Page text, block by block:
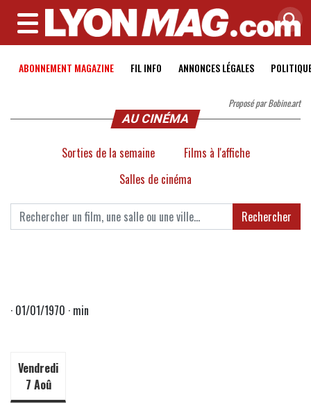
MENU
ABONNEMENT MAGAZINE FIL INFO ANNONCES LÉGALES
Proposé par Bobine.art
AU CINÉMA
Sorties de la semaine
Films à l'affiche
Salles de cinéma
Rechercher
· 01/01/1970 · min
Vendredi
7 Aoû